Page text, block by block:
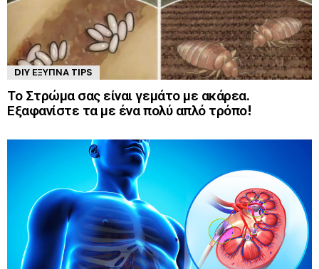
DIY ΈΞΥΠΝΑ TIPS
Το Στρώμα σας είναι γεμάτο με ακάρεα.
Εξαφανίστε τα με ένα πολύ απλό τρόπο!